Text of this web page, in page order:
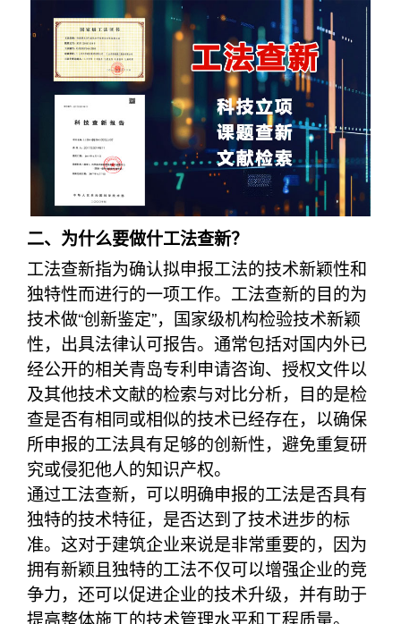
二、为什么要做什工法查新？
工法查新指为确认拟申报工法的技术新颖性和
独特性而进行的一项工作。工法查新的目的为
技术做“创新鉴定”，国家级机构检验技术新颖
性，出具法律认可报告。通常包括对国内外已
经公开的相关青岛专利申请咨询、授权文件以
及其他技术文献的检索与对比分析，目的是检
查是否有相同或相似的技术已经存在，以确保
所申报的工法具有足够的创新性，避免重复研
究或侵犯他人的知识产权。
通过工法查新，可以明确申报的工法是否具有
独特的技术特征，是否达到了技术进步的标
准。这对于建筑企业来说是非常重要的，因为
拥有新颖且独特的工法不仅可以增强企业的竞
争力，还可以促进企业的技术升级，并有助于
提高整体施工的技术管理水平和工程质量。